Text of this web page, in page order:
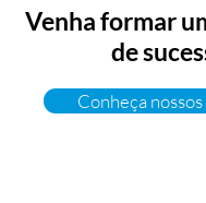
Venha formar
de
Conheça